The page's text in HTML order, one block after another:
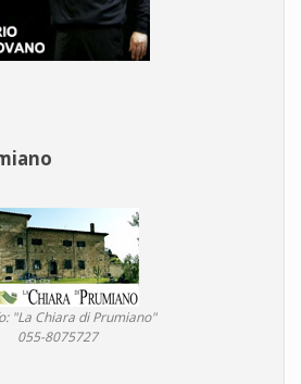
"La Chiara di Prumiano"
055-8075727